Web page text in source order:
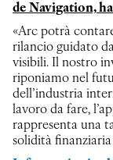
de Navigation,
«Arc potrà
rilancio guidato
visibili. Il nostro
riponiamo nel
dell’industria
lavoro da fare,
rappresenta una
solidità finanziaria